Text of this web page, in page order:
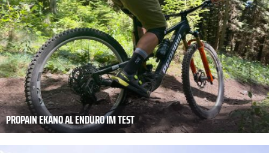
PROPAIN EKANO AL ENDURO IM TEST